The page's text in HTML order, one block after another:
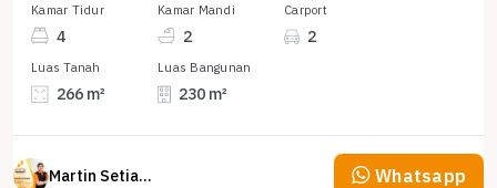
Kamar Tidur
4
Kamar Mandi
2
Carport
2
Luas Tanah
266 m²
Luas Bangunan
230 m²
Martin Setiawan Tjandra Whatsapp